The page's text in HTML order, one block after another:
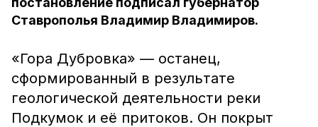
Ставрополья Владимир Владимиров.
«Гора Дубровка» — останец,
сформированный в результате
геологической деятельности реки
Подкумок и её притоков. Он покрыт